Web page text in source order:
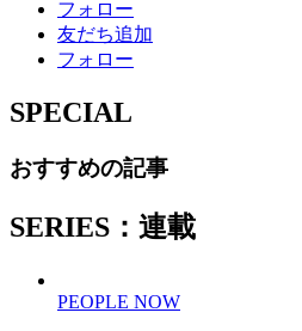
フォロー
友だち追加
フォロー
SPECIAL
おすすめの記事
SERIES：連載
PEOPLE NOW